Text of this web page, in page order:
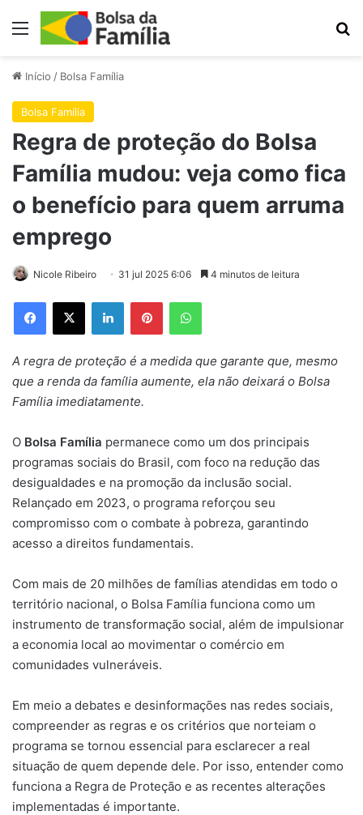
Menu
Início / Bolsa Família
Bolsa Família
Regra de proteção do Bolsa
Família mudou: veja como fica
o benefício para quem arruma
emprego
Nicole Ribeiro 31 jul 2025 6:06 4 minutos de leitura
Facebook
X LinkedinPinterestWhatsApp
A regra de proteção é a medida que garante que, mesmo
que a renda da família aumente, ela não deixará o Bolsa
Família imediatamente.
O Bolsa Família permanece como um dos principais
programas sociais do Brasil, com foco na redução das
desigualdades e na promoção da inclusão social.
Relançado em 2023, o programa reforçou seu
compromisso com o combate à pobreza, garantindo
acesso a direitos fundamentais.
Com mais de 20 milhões de famílias atendidas em todo o
território nacional, o Bolsa Família funciona como um
instrumento de transformação social, além de impulsionar
a economia local ao movimentar o comércio em
comunidades vulneráveis.
Em meio a debates e desinformações nas redes sociais,
compreender as regras e os critérios que norteiam o
programa se tornou essencial para esclarecer a real
situação de quem depende dele. Por isso, entender como
funciona a Regra de Proteção e as recentes alterações
implementadas é importante.